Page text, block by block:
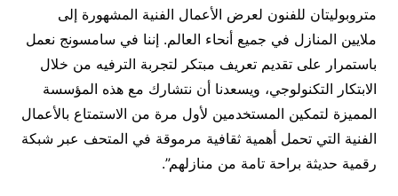
متروبوليتان للفنون لعرض الأعمال الفنية المشهورة إلى
ملايين المنازل في جميع أنحاء العالم. إننا في سامسونج نعمل
باستمرار على تقديم تعريف مبتكر لتجربة الترفيه من خلال
الابتكار التكنولوجي، ويسعدنا أن نتشارك مع هذه المؤسسة
المميزة لتمكين المستخدمين لأول مرة من الاستمتاع بالأعمال
الفنية التي تحمل أهمية ثقافية مرموقة في المتحف عبر شبكة
رقمية حديثة براحة تامة من منازلهم”.